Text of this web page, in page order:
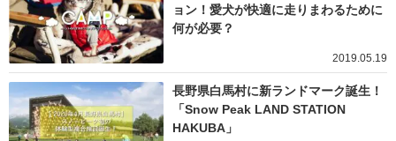
ョン！愛犬が快適に走りまわるために
何が必要？
2019.05.19
長野県白馬村に新ランドマーク誕生！
「Snow Peak LAND STATION
HAKUBA」